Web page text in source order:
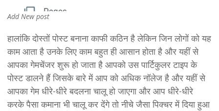
Add New post
हालांकि दोस्तों पोस्ट बनाना काफी कठिन है लेकिन जिन लोगों को यह
काम आता है उनके लिए काम बहुत ही आसान होता है और यहीं से
आपका गेमचेंजर शुरू हो जाता है आपको उस पार्टिकुलर टाइप के
पोस्ट डालने हैं जिसके बारे में आप को अधिक नॉलेज है और यहीं से
आपका गेम धीरे-धीरे बदलना चालू हो जाएगा और आप धीरे-धीरे
करके पैसा कमाना भी चालू कर देंगे तो नीचे जैसा पिक्चर में दिया हुआ